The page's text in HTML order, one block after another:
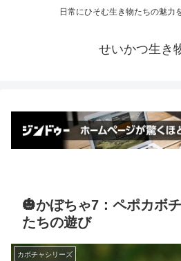
日常にひそむ生き物たちの魅力
せいかつ生き
🎃かぼちゃ7：ペポカボ
たちの遊び
カボチャシリーズ